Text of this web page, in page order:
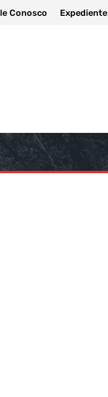
Conosco Expediente